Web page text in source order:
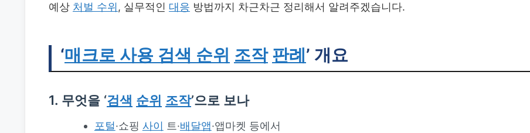
예상 처벌 수위 , 실무적인 대응 방법까지 차근차근 정리해서 알려주겠습니다.
‘매크로 사용 검색 순위 조작 판례 ’ 개요
1. 무엇을 ‘검색 순위 조작’으로 보나
포털·쇼핑 사이 트·배달앱·앱마켓 등에서